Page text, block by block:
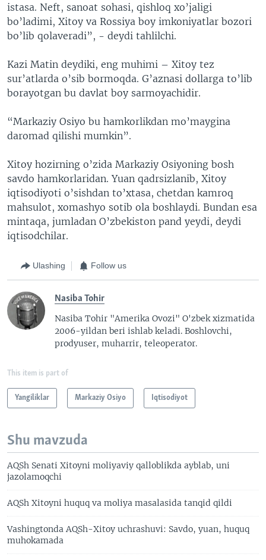
istasa. Neft, sanoat sohasi, qishloq xo’jaligi
bo’ladimi, Xitoy va Rossiya boy imkoniyatlar bozori
bo’lib qolaveradi”, - deydi tahlilchi.
Kazi Matin deydiki, eng muhimi – Xitoy tez
sur’atlarda o’sib bormoqda. G’aznasi dollarga to’lib
borayotgan bu davlat boy sarmoyachidir.
“Markaziy Osiyo bu hamkorlikdan mo’maygina
daromad qilishi mumkin”.
Xitoy hozirning o’zida Markaziy Osiyoning bosh
savdo hamkorlaridan. Yuan qadrsizlanib, Xitoy
iqtisodiyoti o’sishdan to’xtasa, chetdan kamroq
mahsulot, xomashyo sotib ola boshlaydi. Bundan esa
mintaqa, jumladan O’zbekiston pand yeydi, deydi
iqtisodchilar.
Ulashing Follow us
Nasiba Tohir
Nasiba Tohir "Amerika Ovozi" O'zbek xizmatida
2006-yildan beri ishlab keladi. Boshlovchi,
prodyuser, muharrir, teleoperator.
This item is part of
Yangiliklar Markaziy Osiyo Iqtisodiyot
Shu mavzuda
AQSh Senati Xitoyni moliyaviy qalloblikda ayblab, uni
jazolamoqchi
AQSh Xitoyni huquq va moliya masalasida tanqid qildi
Vashingtonda AQSh-Xitoy uchrashuvi: Savdo, yuan, huquq
muhokamada